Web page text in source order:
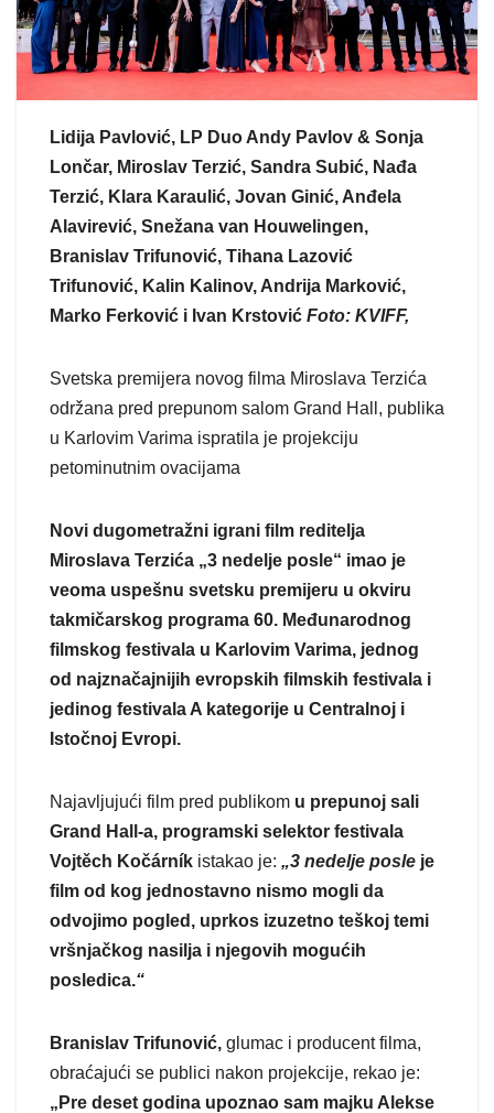
Lidija Pavlović, LP Duo Andy Pavlov & Sonja
Lončar, Miroslav Terzić, Sandra Subić, Nađa
Terzić, Klara Karaulić, Jovan Ginić, Anđela
Alavirević, Snežana van Houwelingen,
Branislav Trifunović, Tihana Lazović
Trifunović, Kalin Kalinov, Andrija Marković,
Marko Ferković i Ivan Krstović Foto: KVIFF,
Svetska premijera novog filma Miroslava Terzića
održana pred prepunom salom Grand Hall, publika
u Karlovim Varima ispratila je projekciju
petominutnim ovacijama
Novi dugometražni igrani film reditelja
Miroslava Terzića „3 nedelje posle“ imao je
veoma uspešnu svetsku premijeru u okviru
takmičarskog programa 60. Međunarodnog
filmskog festivala u Karlovim Varima, jednog
od najznačajnijih evropskih filmskih festivala i
jedinog festivala A kategorije u Centralnoj i
Istočnoj Evropi.
Najavljujući film pred publikom u prepunoj sali
Grand Hall-a, programski selektor festivala
Vojtěch Kočárník istakao je: „3 nedelje posle je
film od kog jednostavno nismo mogli da
odvojimo pogled, uprkos izuzetno teškoj temi
vršnjačkog nasilja i njegovih mogućih
posledica.“
Branislav Trifunović, glumac i producent filma,
obraćajući se publici nakon projekcije, rekao je:
„Pre deset godina upoznao sam majku Alekse